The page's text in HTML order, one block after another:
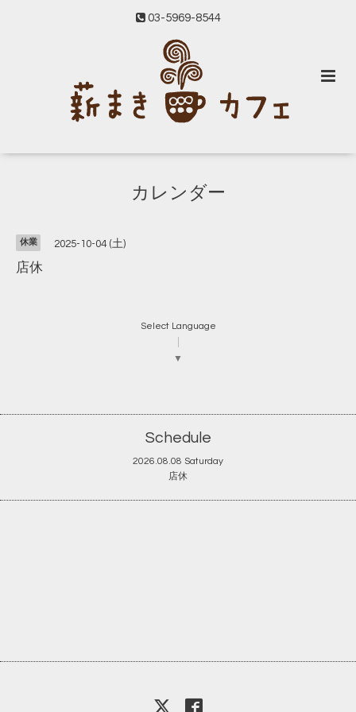
03-5969-8544
カレンダー
休業 2025-10-04 (土)
店休
Select Language
▼
Schedule
2026.08.08 Saturday
店休